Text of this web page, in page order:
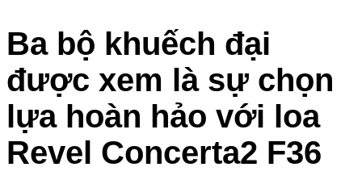
Ba bộ khuếch đại
được xem là sự chọn
lựa hoàn hảo với loa
Revel Concerta2 F36